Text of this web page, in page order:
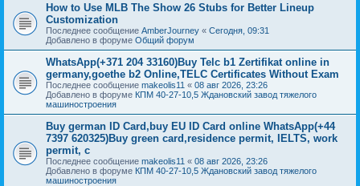
How to Use MLB The Show 26 Stubs for Better Lineup
Customization
Последнее сообщение AmberJourney « Сегодня, 09:31
Добавлено в форуме Общий форум
WhatsApp(+371 204 33160)Buy Telc b1 Zertifikat online in
germany,goethe b2 Online,TELC Certificates Without Exam
Последнее сообщение makeolis11 « 08 авг 2026, 23:26
Добавлено в форуме КПМ 40-27-10,5 Ждановский завод тяжелого
машиностроения
Buy german ID Card,buy EU ID Card online WhatsApp(+44
7397 620325)Buy green card,residence permit, IELTS, work
permit, c
Последнее сообщение makeolis11 « 08 авг 2026, 23:26
Добавлено в форуме КПМ 40-27-10,5 Ждановский завод тяжелого
машиностроения